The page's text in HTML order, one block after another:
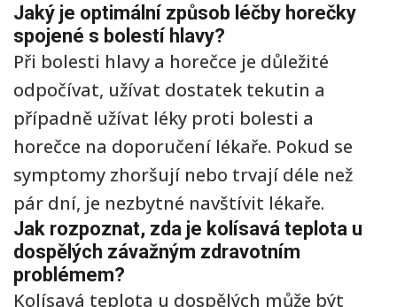
Jaký je optimální způsob léčby horečky
spojené s bolestí hlavy?
Při bolesti hlavy a horečce je důležité
odpočívat, užívat dostatek tekutin a
případně užívat léky proti bolesti a
horečce na doporučení lékaře. Pokud se
symptomy zhoršují nebo trvají déle než
pár dní, je nezbytné navštívit lékaře.
Jak rozpoznat, zda je kolísavá teplota u
dospělých závažným zdravotním
problémem?
Kolísavá teplota u dospělých může být